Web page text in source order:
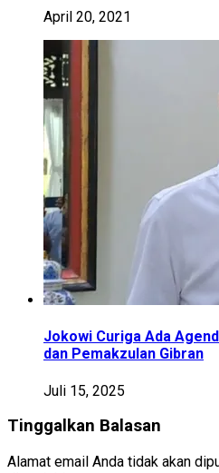
April 20, 2021
Jokowi Curiga Ada
dan Pemakzulan Gibran
Juli 15, 2025
Tinggalkan Balasan
Alamat email Anda tidak akan